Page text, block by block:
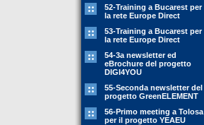
52-Training a Bucarest per
la rete Europe Direct
53-Training a Bucarest per
la rete Europe Direct
54-3a newsletter ed
eBrochure del progetto
DIGI4YOU
55-Seconda newsletter del
progetto GreenELEMENT
56-Primo meeting a Tolosa
per il progetto YEAEU